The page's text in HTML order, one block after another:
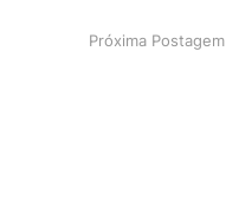
Próxima Postagem